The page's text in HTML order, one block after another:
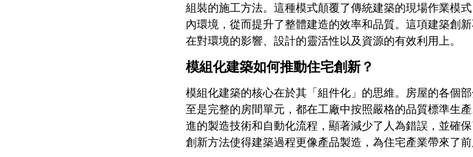
組裝的施工方法。這種模式顛覆了傳統建築的現場作業模
內環境，從而提升了整體建造的效率和品質。這項建築創
在對環境的影響、設計的靈活性以及資源的有效利用上。
模組化建築如何推動住宅創新？
模組化建築的核心在於其「組件化」的思維。房屋的各個
至是完整的房間單元，都在工廠中按照嚴格的品質標準生
進的製造技術和自動化流程，顯著減少了人為錯誤，並確
創新方法使得建築過程更像產品製造，為住宅產業帶來了前